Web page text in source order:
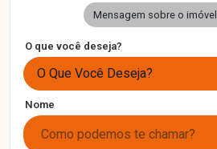
Mensagem sobre o imóvel
O que você deseja?
O Que Você Deseja?
Nome